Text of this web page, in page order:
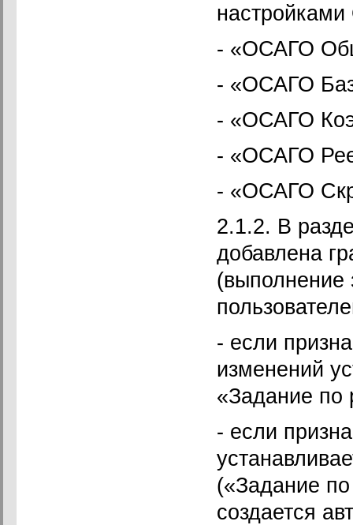
- «ОСАГО
- «ОСАГО
- «ОСАГО
- «ОСАГО
- «ОСАГО
2.1.2. В
добавлена
(выполнение
- если
изменений
«Задание по
- если
(«Задание
создается